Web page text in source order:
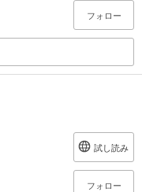
フォロー
試し読み
フォロー